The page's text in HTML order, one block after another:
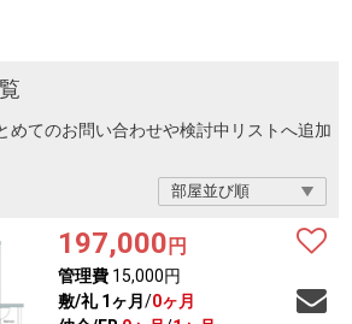
めてのお問い合わせや検討中リストへ追加
197,000 円
管理費15,000円
敷/礼 1ヶ月 /0ヶ月